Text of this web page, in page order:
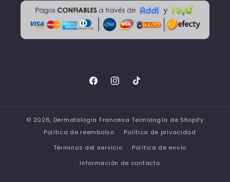
FacebookInstagram
TikTok
© 2026, Dermatologia Francesa Tecnología de Shopify
Política de reembolso
Política de privacidad
Términos del servicio
Política de envío
Información de contacto